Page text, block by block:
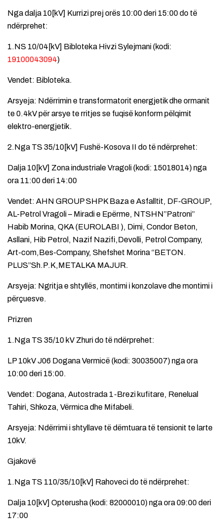
Nga dalja 10[kV] Kurrizi prej orës 10:00 deri 15:00 do të
ndërprehet:
1.NS 10/04[kV] Bibloteka Hivzi Sylejmani (kodi:
19100043094)
Vendet: Bibloteka.
Arsyeja: Ndërrimin e transformatorit energjetik dhe ormanit
te 0.4kV për arsye te rritjes se fuqisë konform pëlqimit
elektro-energjetik.
2.Nga TS 35/10[kV] Fushë-Kosova II do të ndërprehet:
Dalja 10[kV] Zona industriale Vragoli (kodi: 15018014) nga
ora 11:00 deri 14:00
Vendet: AHN GROUP SHPK Baza e Asfalltit, DF-GROUP,
AL-Petrol Vragoli – Miradi e Epërme, NTSHN”Patroni”
Habib Morina, QKA (EUROLABI ), Dimi, Condor Beton,
Asllani, Hib Petrol, Nazif Nazifi,Devolli, Petrol Company,
Art-com,Bes-Company, Shefshet Morina “BETON.
PLUS”Sh.P.K,METALKA MAJUR.
Arsyeja: Ngritja e shtyllës, montimi i konzolave dhe montimi i
përçuesve.
Prizren
1.Nga TS 35/10 kV Zhuri do të ndërprehet:
LP 10kV J06 Dogana Vermicë (kodi: 30035007) nga ora
10:00 deri 15:00.
Vendet: Dogana, Autostrada 1-Brezi kufitare, Renelual
Tahiri, Shkoza, Vërmica dhe Mifabeli.
Arsyeja: Ndërrimi i shtyllave të dëmtuara të tensionit te larte
10kV.
Gjakovë
1.Nga TS 110/35/10[kV] Rahoveci do të ndërprehet:
Dalja 10[kV] Opterusha (kodi: 82000010) nga ora 09:00 deri
17:00